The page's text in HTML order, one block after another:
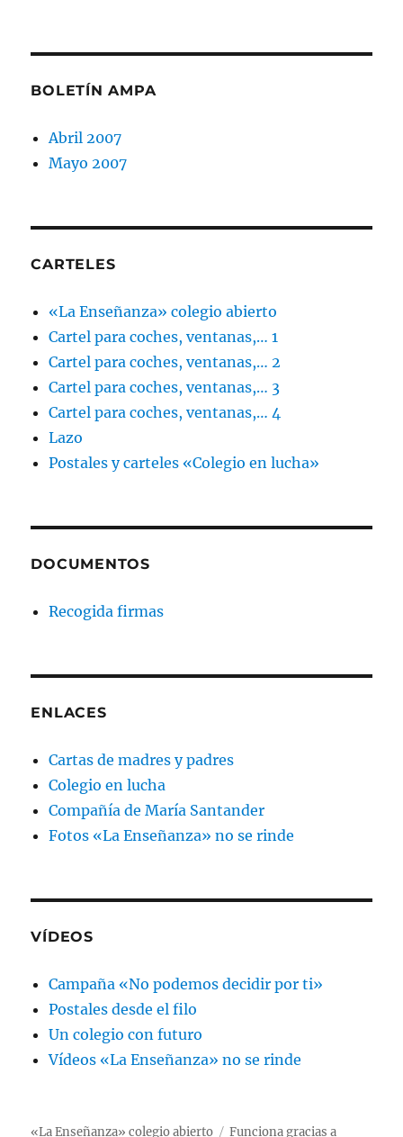
BOLETÍN AMPA
Abril 2007
Mayo 2007
CARTELES
«La Enseñanza» colegio abierto
Cartel para coches, ventanas,… 1
Cartel para coches, ventanas,… 2
Cartel para coches, ventanas,… 3
Cartel para coches, ventanas,… 4
Lazo
Postales y carteles «Colegio en lucha»
DOCUMENTOS
Recogida firmas
ENLACES
Cartas de madres y padres
Colegio en lucha
Compañía de María Santander
Fotos «La Enseñanza» no se rinde
VÍDEOS
Campaña «No podemos decidir por ti»
Postales desde el filo
Un colegio con futuro
Vídeos «La Enseñanza» no se rinde
«La Enseñanza» colegio abierto Funciona gracias a